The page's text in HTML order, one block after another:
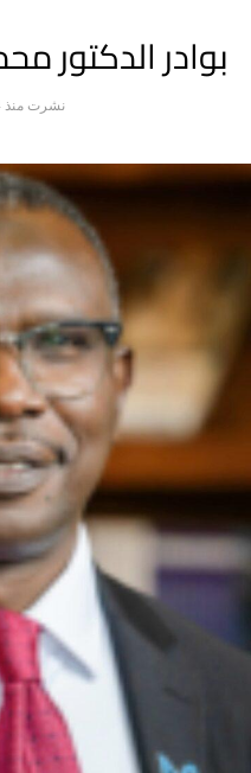
بوادر الدكتور
نشرت منذ 4 ساعات